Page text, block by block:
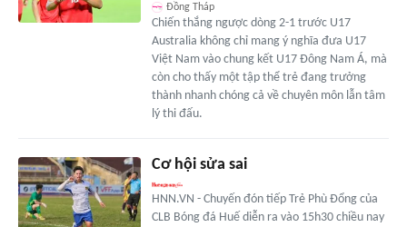
Đồng Tháp
Chiến thắng ngược dòng 2-1 trước U17
Australia không chỉ mang ý nghĩa đưa U17
Việt Nam vào chung kết U17 Đông Nam Á, mà
còn cho thấy một tập thể trẻ đang trưởng
thành nhanh chóng cả về chuyên môn lẫn tâm
lý thi đấu.
Cơ hội sửa sai
HNN.VN - Chuyến đón tiếp Trẻ Phù Đổng của
CLB Bóng đá Huế diễn ra vào 15h30 chiều nay